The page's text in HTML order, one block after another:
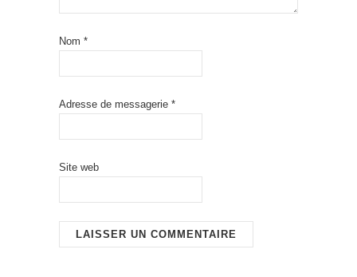
Nom *
Adresse de messagerie *
Site web